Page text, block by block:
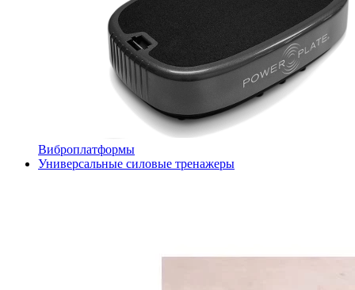
Виброплатформы
Универсальные силовые тренажеры